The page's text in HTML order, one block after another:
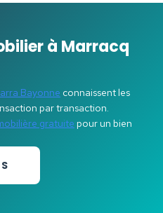
à Marracq
Bayonne connaissent les
par transaction.
gratuite pour un bien